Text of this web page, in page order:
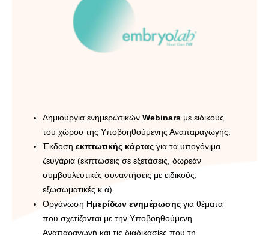
Δημιουργία ενημερωτικών Webinars με ειδικούς
του χώρου της Υποβοηθούμενης Αναπαραγωγής.
Έκδοση εκπτωτικής κάρτας για τα υπογόνιμα
ζευγάρια (εκπτώσεις σε εξετάσεις, δωρεάν
συμβουλευτικές συναντήσεις με ειδικούς,
εξωσωματικές κ.α).
Οργάνωση Ημερίδων ενημέρωσης για θέματα
που σχετίζονται με την Υποβοηθούμενη
Αναπαραγωγή και τις διαδικασίες που τη